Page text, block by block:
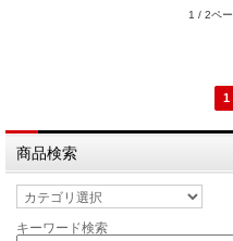
1 / 2ペ
1
商品検索
キーワード検索